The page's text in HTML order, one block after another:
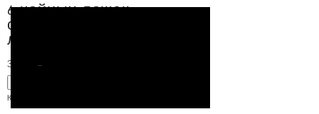
6 чайных ложек
с водяными
лилиями
35,000 Р
Категория: